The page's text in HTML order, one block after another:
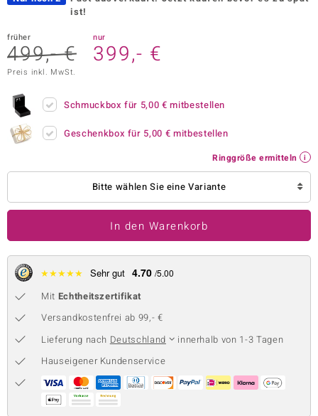
BY DE MELO
Collection
ist!
früher
499,- €
nur
399,- €
Preis inkl. MwSt.
Schmuckbox für 5,00 € mitbestellen
Geschenkbox für 5,00 € mitbestellen
Ringgröße ermitteln
Bitte wählen Sie eine Variante
In den Warenkorb
★★★★★ Sehr gut 4.70 /5.00
Mit Echtheitszertifikat
Versandkostenfrei ab 99,- €
Lieferung nach Deutschland
innerhalb von 1-3 Tagen
Hauseigener Kundenservice